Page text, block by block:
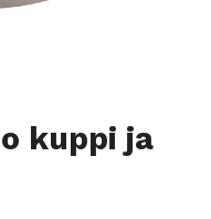
kuppi ja